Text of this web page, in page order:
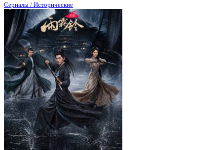
Сериалы / Исторические